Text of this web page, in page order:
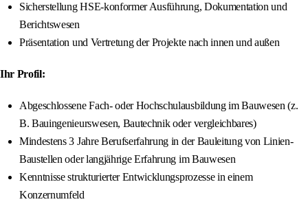
Sicherstellung HSE-konformer Ausführung, Dokumentation und
Berichtswesen
Präsentation und Vertretung der Projekte nach innen und außen
Ihr Profil:
Abgeschlossene Fach- oder Hochschulausbildung im Bauwesen (z.
B. Bauingenieurswesen, Bautechnik oder vergleichbares)
Mindestens 3 Jahre Berufserfahrung in der Bauleitung von Linien-
Baustellen oder langjährige Erfahrung im Bauwesen
Kenntnisse strukturierter Entwicklungsprozesse in einem
Konzernumfeld